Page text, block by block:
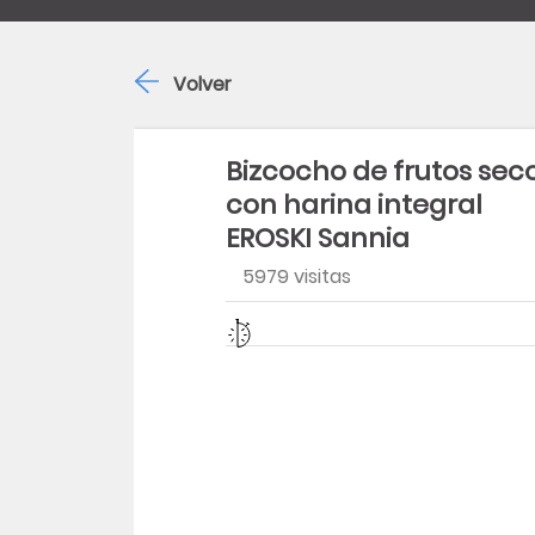
Bizcocho de frutos
con harina integral
EROSKI Sannia
5979 visitas
Dificultad
Tiempo
Volver